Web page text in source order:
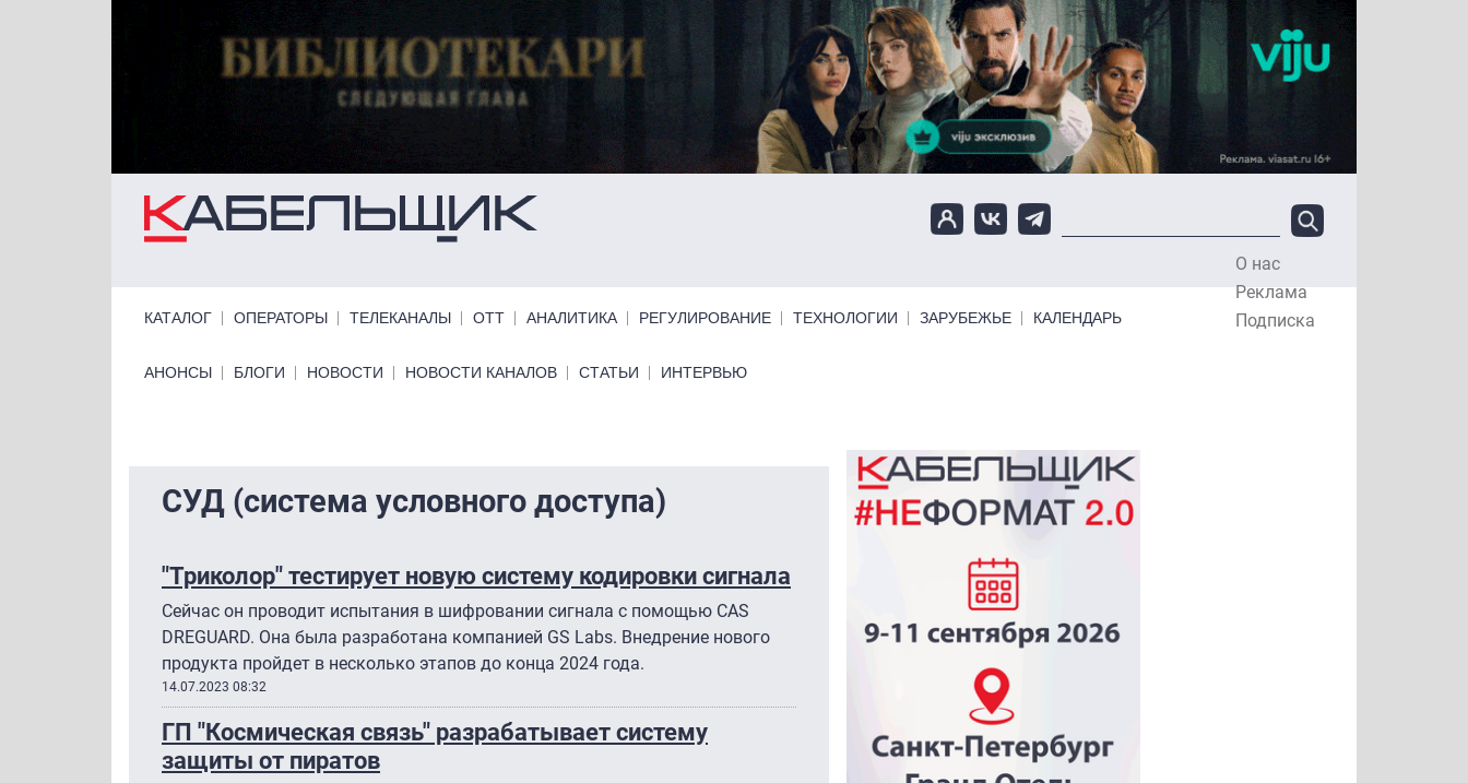
О нас
Реклама
Подписка
КАТАЛОГ ОПЕРАТОРЫ ТЕЛЕКАНАЛЫ ОТТ АНАЛИТИКА РЕГУЛИРОВАНИЕ ТЕХНОЛОГИИ ЗАРУБЕЖЬЕ КАЛЕНДАРЬ
Primary links bottom
АНОНСЫ БЛОГИ НОВОСТИ НОВОСТИ КАНАЛОВ СТАТЬИ ИНТЕРВЬЮ
СУД (система условного доступа)
"Триколор" тестирует новую систему кодировки сигнала
Сейчас он проводит испытания в шифровании сигнала с помощью CAS
DREGUARD. Она была разработана компанией GS Labs. Внедрение нового
продукта пройдет в несколько этапов до конца 2024 года.
14.07.2023 08:32
ГП "Космическая связь" разрабатывает систему
защиты от пиратов